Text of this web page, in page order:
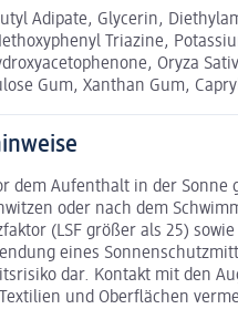
Adipate, Glycerin,
Triazine,
Oryza
Gum, Xanthan Gum,
dem Aufenthalt in der
oder nach dem
(LSF größer als 25)
eines
dar. Kontakt mit den
und Oberflächen